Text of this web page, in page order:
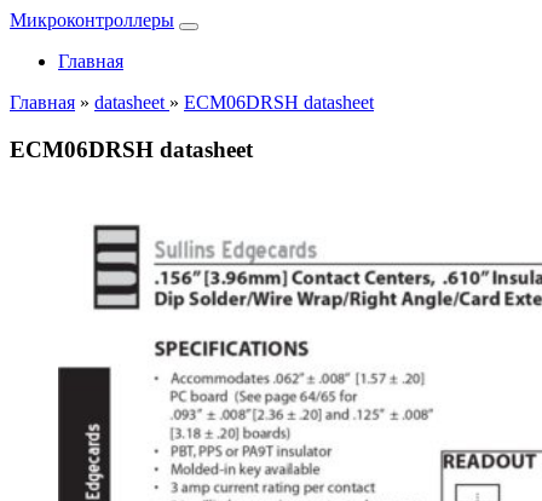
Микроконтроллеры
Главная
Главная » datasheet » ECM06DRSH datasheet
ECM06DRSH datasheet